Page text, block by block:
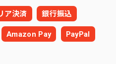
ア決済 銀行振込
Amazon Pay PayPal